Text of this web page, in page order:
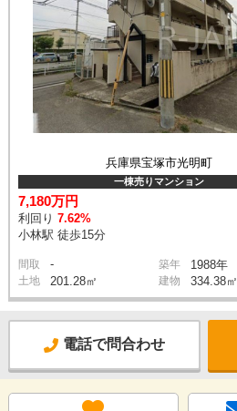
兵庫県宝塚市光明町
一棟売りマンション
7,180万円
利回り7.62%
小林駅 徒歩15分
間取 - 築年 1988年
土地 201.28㎡ 建物 334.38㎡
電話で問合わせ